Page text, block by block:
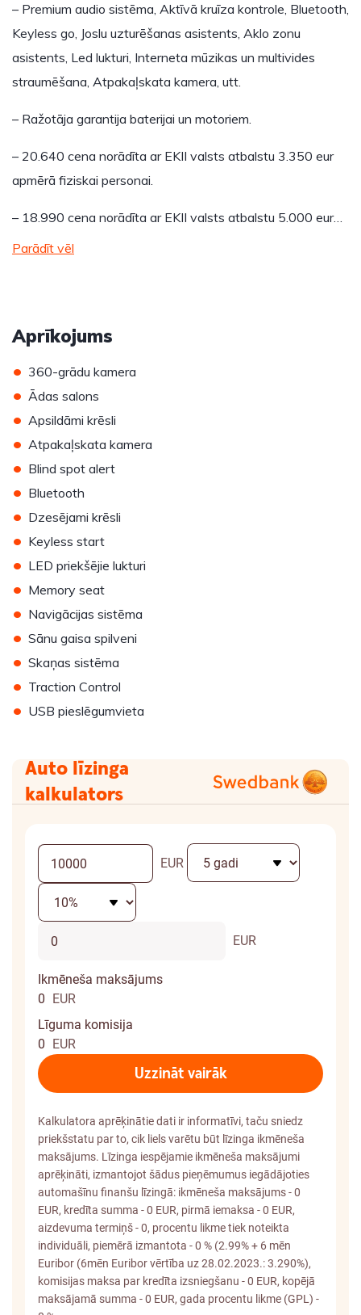
– Premium audio sistēma, Aktīvā kruīza kontrole, Bluetooth,
Keyless go, Joslu uzturēšanas asistents, Aklo zonu
asistents, Led lukturi, Interneta mūzikas un multivides
straumēšana, Atpakaļskata kamera, utt.
– Ražotāja garantija baterijai un motoriem.
– 20.640 cena norādīta ar EKII valsts atbalstu 3.350 eur
apmērā fiziskai personai.
– 18.990 cena norādīta ar EKII valsts atbalstu 5.000 eur…
Parādīt vēl
Aprīkojums
• 360-grādu kamera
• Ādas salons
• Apsildāmi krēsli
• Atpakaļskata kamera
• Blind spot alert
• Bluetooth
• Dzesējami krēsli
• Keyless start
• LED priekšējie lukturi
• Memory seat
• Navigācijas sistēma
• Sānu gaisa spilveni
• Skaņas sistēma
• Traction Control
• USB pieslēgumvieta